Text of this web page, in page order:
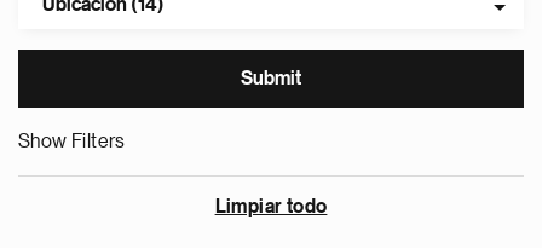
Ubicación (14)
Show Filters
Limpiar todo